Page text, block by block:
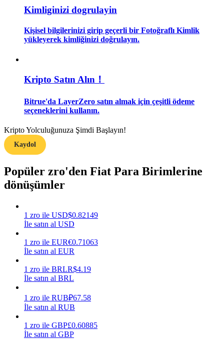
Vadeli İşlemler Başlangıç Kılavuzu
Ticaret stratejileri
Kazan
Power Piggy
Günlük rekabetçi ödüller kazanın
Kimliginizi dogrulayin
Kişisel bilgilerinizi girip geçerli bir Fotoğraflı Kimlik
yükleyerek kimliğinizi doğrulayın.
Kripto Satın Alın！
Bitrue'da LayerZero satın almak için çeşitli ödeme
seçeneklerini kullanın.
Kripto Yolculuğunuza Şimdi Başlayın!
Kaydol
Popüler zro'den Fiat Para Birimlerine
dönüşümler
1 zro ile USD$0.82149
İle satın al USD
1 zro ile EUR€0.71063
İle satın al EUR
1 zro ile BRLR$4.19
İle satın al BRL
1 zro ile RUB₽67.58
İle satın al RUB
1 zro ile GBP£0.60885
İle satın al GBP